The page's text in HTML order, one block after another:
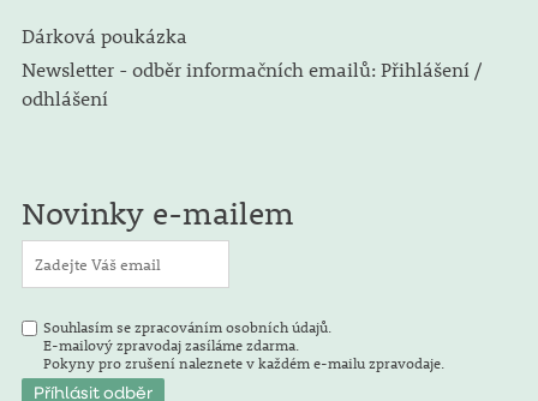
Dárková poukázka
Newsletter - odběr informačních emailů: Přihlášení /
odhlášení
Novinky e-mailem
Souhlasím se zpracováním osobních údajů.
E-mailový zpravodaj zasíláme zdarma.
Pokyny pro zrušení naleznete v každém e-mailu zpravodaje.